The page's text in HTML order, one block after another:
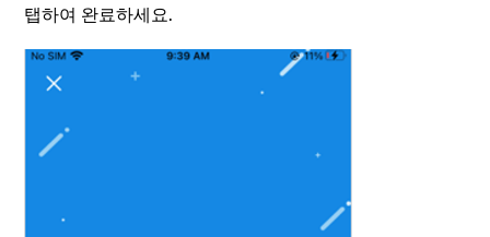
탭하여 완료하세요.